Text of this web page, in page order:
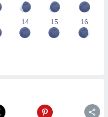
14 15 16